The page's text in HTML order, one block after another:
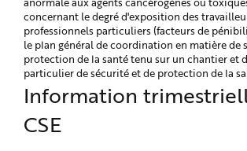
concernant le degré d'exposition des
professionnels particuliers (facteurs de
le plan général de coordination en matière de
protection de la santé tenu sur un chantier et
particulier de sécurité et de protection de la
Information
CSE